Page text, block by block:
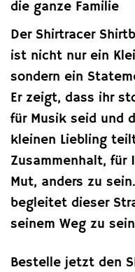
die ganze Familie
Der Shirtracer
ist nicht nur ein
sondern ein
Er zeigt, dass ihr
für Musik seid und
kleinen Liebling
Zusammenhalt, für
Mut, anders zu
begleitet dieser
seinem Weg zu
Bestelle jetzt den